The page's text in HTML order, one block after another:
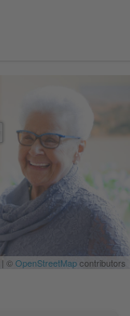
| ©OpenStreetMapcontributors